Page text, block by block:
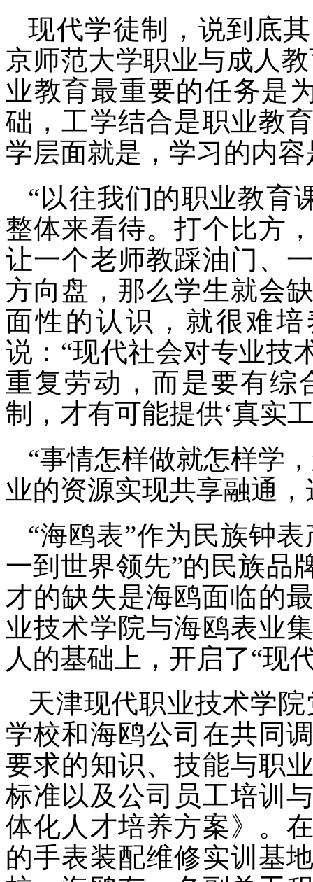
现代学徒制，说到底
京师范大学职业与成人
业教育最重要的任务是
础，工学结合是职业教
学层面就是，学习的内
“以往我们的职业教育
整体来看待。打个比方
让一个老师教踩油门、
方向盘，那么学生就会
面性的认识，就很难
说：“现代社会对专业技
重复劳动，而是要有综
制，才有可能提供‘真实
“事情怎样做就怎样学
业的资源实现共享融通
“海鸥表”作为民族钟
一到世界领先”的民族品
才的缺失是海鸥面临的
业技术学院与海鸥表业
人的基础上，开启了“现
天津现代职业技术学
学校和海鸥公司在共同
要求的知识、技能与职
标准以及公司员工培训
体化人才培养方案》。
的手表装配维修实训基